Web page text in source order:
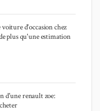
d'occasion chez
plus qu'une estimation
d'une renault zoe: